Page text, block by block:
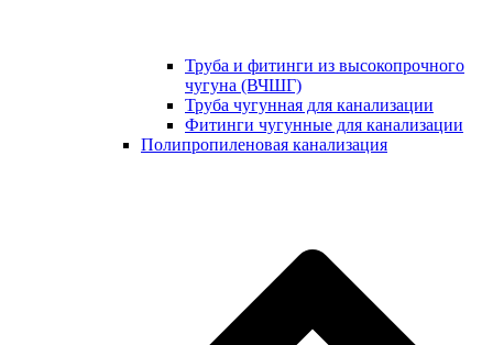
Труба и фитинги из высокопрочного
чугуна (ВЧШГ)
Труба чугунная для канализации
Фитинги чугунные для канализации
Полипропиленовая канализация